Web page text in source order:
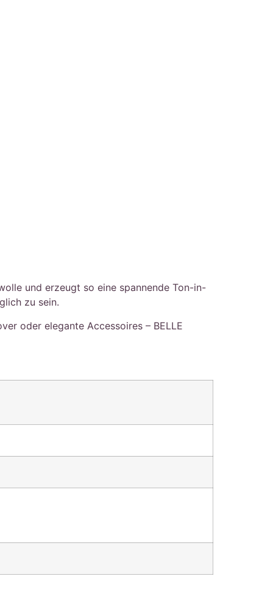
und erzeugt so eine spannende Ton-in-
zu sein.
oder elegante Accessoires – BELLE